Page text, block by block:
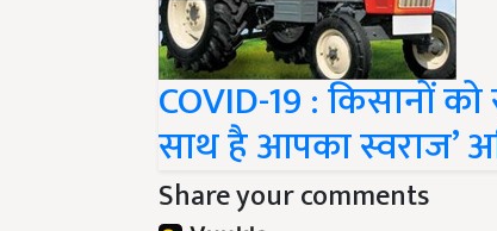
COVID-19 : किसानों
साथ है आपका स्वराज’
Share your comments